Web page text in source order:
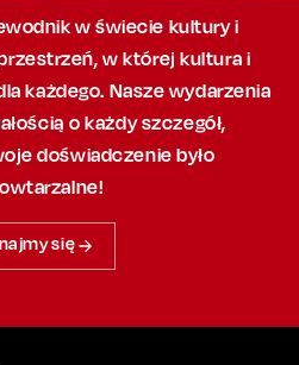
w świecie kultury i
w której kultura i
każdego. Nasze wydarzenia
o każdy szczegół,
doświadczenie było
się